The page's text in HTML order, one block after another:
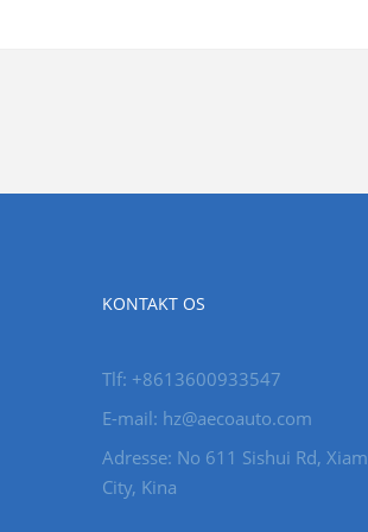
KONTAKT OS
Tlf: +8613600933547
E-mail: hz@aecoauto.com
Adresse: No 611 Sishui Rd,
City, Kina